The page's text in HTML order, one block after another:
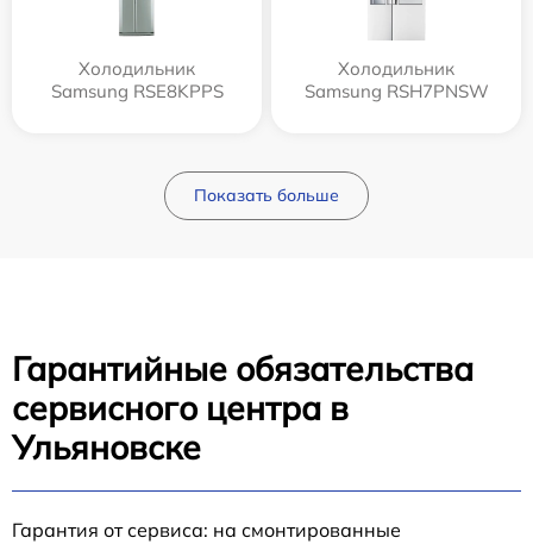
Холодильник
Samsung RSE8KPPS
Холодильник
Samsung RSH7PNSW
Показать больше
Гарантийные обязательства
сервисного центра в
Ульяновске
Гарантия от сервиса: на смонтированные